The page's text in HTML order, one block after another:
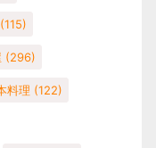
(115)
(296)
料理 (122)